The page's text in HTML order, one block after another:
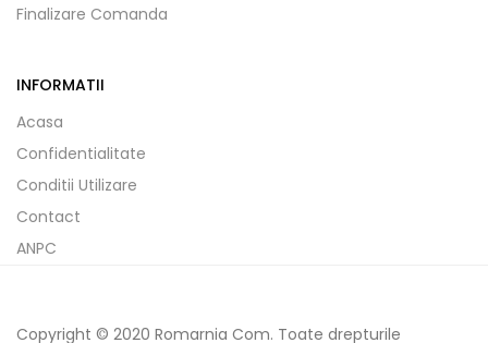
Finalizare Comanda
INFORMATII
Acasa
Confidentialitate
Conditii Utilizare
Contact
ANPC
Copyright © 2020 Romarnia Com. Toate drepturile